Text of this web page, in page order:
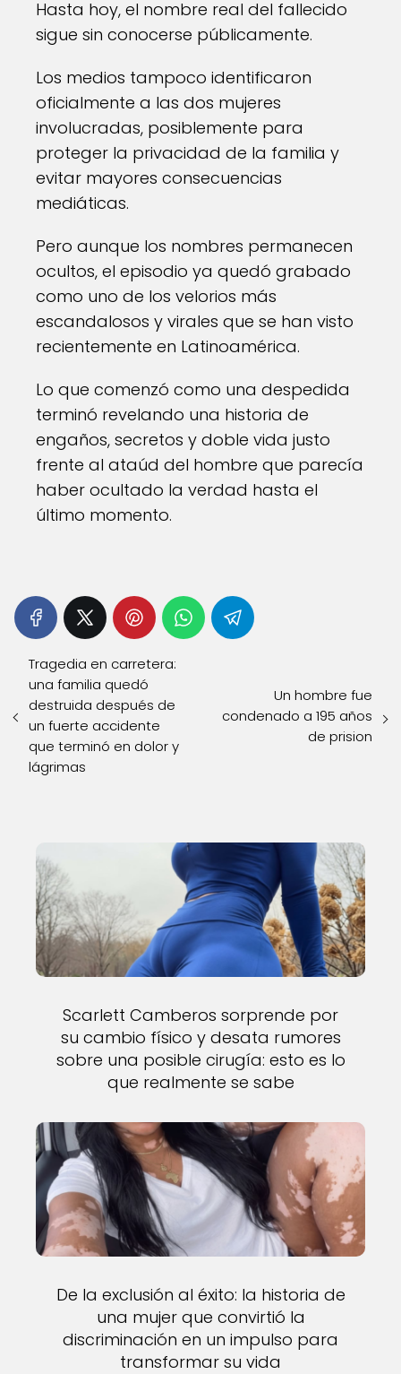
Hasta hoy, el nombre real del fallecido
sigue sin conocerse públicamente.
Los medios tampoco identificaron
oficialmente a las dos mujeres
involucradas, posiblemente para
proteger la privacidad de la familia y
evitar mayores consecuencias
mediáticas.
Pero aunque los nombres permanecen
ocultos, el episodio ya quedó grabado
como uno de los velorios más
escandalosos y virales que se han visto
recientemente en Latinoamérica.
Lo que comenzó como una despedida
terminó revelando una historia de
engaños, secretos y doble vida justo
frente al ataúd del hombre que parecía
haber ocultado la verdad hasta el
último momento.
Tragedia en carretera:
una familia quedó
destruida después de
un fuerte accidente
que terminó en dolor y
lágrimas
Un hombre fue
condenado a 195 años
de prision
Scarlett Camberos sorprende por
su cambio físico y desata rumores
sobre una posible cirugía: esto es lo
que realmente se sabe
De la exclusión al éxito: la historia de
una mujer que convirtió la
discriminación en un impulso para
transformar su vida